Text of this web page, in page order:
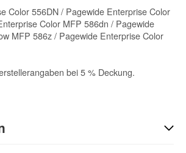
Color 556DN / Pagewide Enterprise Color
Color MFP 586dn / Pagewide
MFP 586z / Pagewide Enterprise Color
bei 5 % Deckung.